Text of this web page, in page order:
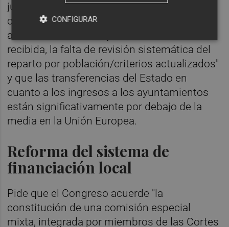
justifica en "los desajustes graves entre
competencias asumidas por la
administración local y la financiación
recibida, la falta de revisión sistemática del
reparto por población/criterios actualizados"
y que las transferencias del Estado en
cuanto a los ingresos a los ayuntamientos
están significativamente por debajo de la
media en la Unión Europea.
Reforma del sistema de
financiación local
Pide que el Congreso acuerde "la
constitución de una comisión especial
mixta, integrada por miembros de las Cortes
CONFIGURAR